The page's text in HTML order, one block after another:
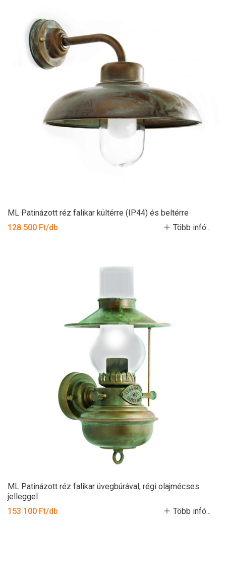
ML Patinázott réz falikar kültérre (IP44) és beltérre
128 500 Ft/db
Több infó...
ML Patinázott réz falikar üvegbúrával, régi olajmécses
jelleggel
153 100 Ft/db
Több infó...